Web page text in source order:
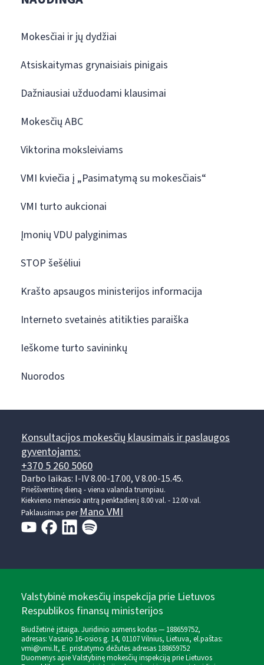
Mokesčiai ir jų dydžiai
Atsiskaitymas grynaisiais pinigais
Dažniausiai užduodami klausimai
Mokesčių ABC
Viktorina moksleiviams
VMI kviečia į „Pasimatymą su mokesčiais“
VMI turto aukcionai
Įmonių VDU palyginimas
STOP šešėliui
Krašto apsaugos ministerijos informacija
Interneto svetainės atitikties paraiška
Ieškome turto savininkų
Nuorodos
Konsultacijos mokesčių klausimais ir paslaugos
gyventojams:
+370 5 260 5060
Darbo laikas: I-IV 8.00-17.00, V 8.00-15.45.
Prieššventinę dieną - viena valanda trumpiau.
Kiekvieno mėnesio antrą penktadienį 8.00 val. - 12.00 val.
Paklausimas perMano VMI
Valstybinė mokesčių inspekcija prie Lietuvos
Respublikos finansų ministerijos
Biudžetinė įstaiga. Juridinio asmens kodas — 188659752,
adresas: Vasario 16-osios g. 14, 01107 Vilnius, Lietuva, el.paštas:
vmi@vmi.lt, E. pristatymo dėžutės adresas 188659752
Duomenys apie Valstybinę mokesčių inspekciją prie Lietuvos